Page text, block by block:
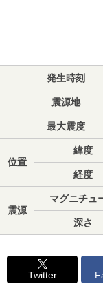
発生時刻
震源地
最大震度
位置
緯度
経度
震源
マグニチュ
深さ
Twitter